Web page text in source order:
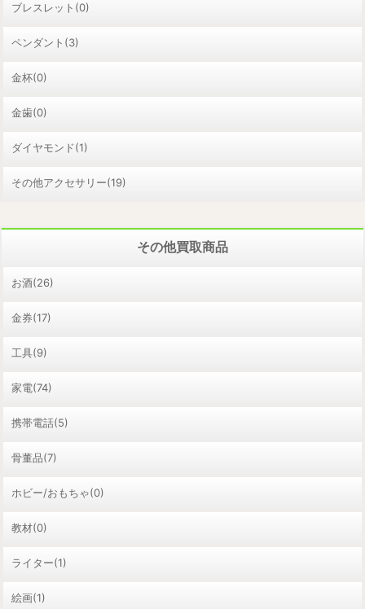
ブレスレット(0)
ペンダント(3)
金杯(0)
金歯(0)
ダイヤモンド(1)
その他アクセサリー(19)
その他買取商品
お酒(26)
金券(17)
工具(9)
家電(74)
携帯電話(5)
骨董品(7)
ホビー/おもちゃ(0)
教材(0)
ライター(1)
絵画(1)